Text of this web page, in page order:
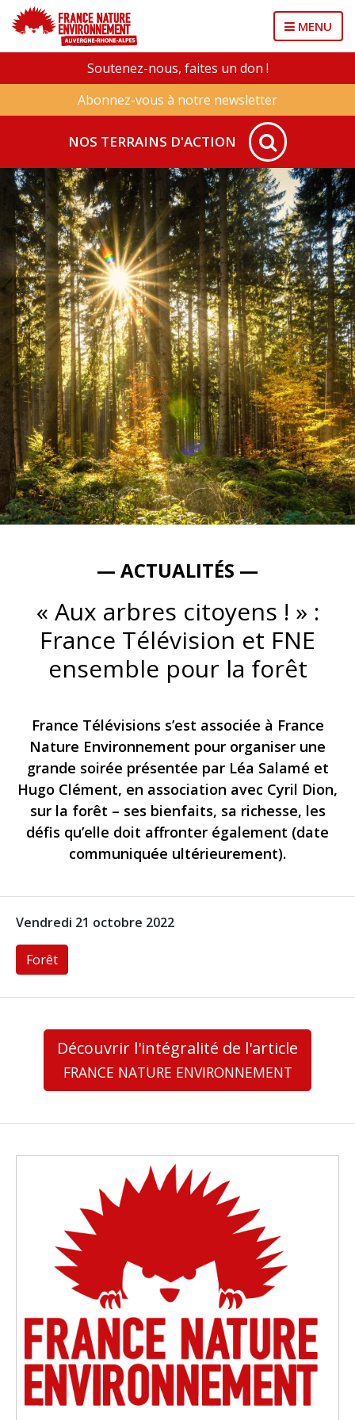
MENU
Soutenez-nous, faites un don !
Abonnez-vous à notre newsletter
NOS TERRAINS D'ACTION
— ACTUALITÉS —
« Aux arbres citoyens ! » :
France Télévision et FNE
ensemble pour la forêt
France Télévisions s’est associée à France
Nature Environnement pour organiser une
grande soirée présentée par Léa Salamé et
Hugo Clément, en association avec Cyril Dion,
sur la forêt – ses bienfaits, sa richesse, les
défis qu’elle doit affronter également (date
communiquée ultérieurement).
Vendredi 21 octobre 2022
Forêt
Découvrir l'intégralité de l'article
FRANCE NATURE ENVIRONNEMENT